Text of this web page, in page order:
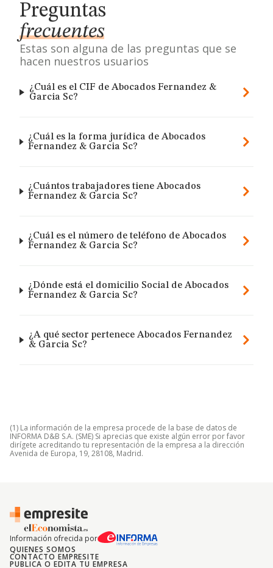
Preguntas
frecuentes
Estas son alguna de las preguntas que se
hacen nuestros usuarios
¿Cuál es el CIF de Abocados Fernandez &
Garcia Sc?
¿Cuál es la forma jurídica de Abocados
Fernandez & Garcia Sc?
¿Cuántos trabajadores tiene Abocados
Fernandez & Garcia Sc?
¿Cuál es el número de teléfono de Abocados
Fernandez & Garcia Sc?
¿Dónde está el domicilio Social de Abocados
Fernandez & Garcia Sc?
¿A qué sector pertenece Abocados Fernandez
& Garcia Sc?
(1) La información de la empresa procede de la base de datos de
INFORMA D&B S.A. (SME) Si aprecias que existe algún error por favor
dirígete acreditando tu representación de la empresa a la dirección
Avenida de Europa, 19, 28108, Madrid.
Información ofrecida por
QUIENES SOMOS
CONTACTO EMPRESITE
PUBLICA O EDITA TU EMPRESA